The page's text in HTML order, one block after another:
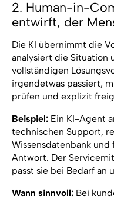
2. Human-in-
entwirft, der
Die KI übernimmt die
analysiert die Situation
vollständigen
irgendetwas passiert,
prüfen und explizit
Beispiel:Ein KI-Agent
technischen Support,
Wissensdatenbank
Antwort. Der
passt sie bei Bedarf an
Wann sinnvoll:Bei